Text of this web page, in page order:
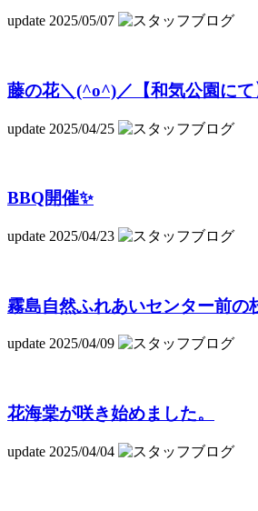
update 2025/05/07
藤の花＼(^o^)／【和気公園にて
update 2025/04/25
BBQ開催✨
update 2025/04/23
霧島自然ふれあいセンター前の
update 2025/04/09
花海棠が咲き始めました。
update 2025/04/04